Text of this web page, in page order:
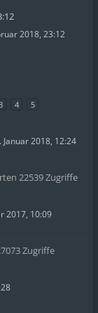
2018, 23:12
4 5
Januar 2018, 12:24
22539 Zugriffe
2017, 10:09
Zugriffe